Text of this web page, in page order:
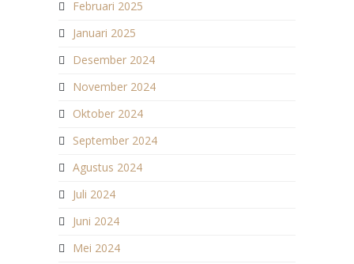
Februari 2025
Januari 2025
Desember 2024
November 2024
Oktober 2024
September 2024
Agustus 2024
Juli 2024
Juni 2024
Mei 2024